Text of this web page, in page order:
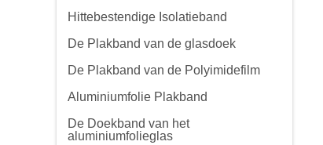
Hittebestendige Isolatieband
De Plakband van de glasdoek
De Plakband van de Polyimidefilm
Aluminiumfolie Plakband
De Doekband van het
aluminiumfolieglas